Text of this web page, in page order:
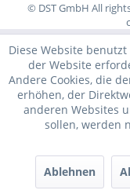
© DST GmbH All
Diese Website
der Website
Andere Cookies, die
erhöhen, der
anderen Websites
sollen, werden
Ablehnen